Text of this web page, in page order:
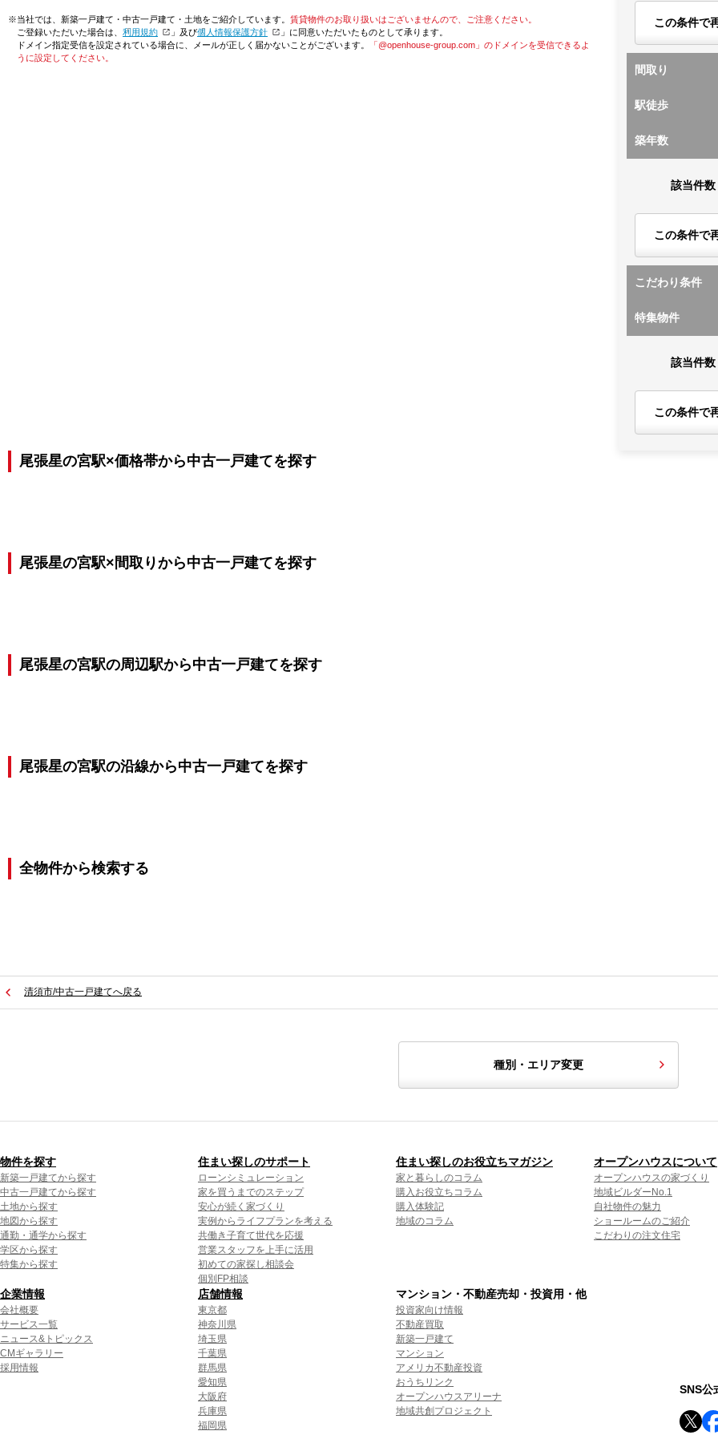
※当社では、新築一戸建て・中古一戸建て・土地をご紹介しています。 賃貸物件のお取り扱いはございませんので、ご注意ください。
ご登録いただいた場合は、「利用規約 」及び「個人情報保護方針
」に同意いただいたものとして承ります。
ドメイン指定受信を設定されている場合に、メールが正しく届かないことがございます。
「@openhouse-group.com」のドメインを受信できるよ
うに設定してください。
この条件で
間取り
駅徒歩
築年数
該当件数
この条件で
こだわり条件
特集物件
該当件数
この条件で
尾張星の宮駅×価格帯から中古一戸建てを探す
尾張星の宮駅×間取りから中古一戸建てを探す
尾張星の宮駅の周辺駅から中古一戸建てを探す
尾張星の宮駅の沿線から中古一戸建てを探す
全物件から検索する
清須市/中古一戸建てへ戻る
種別・エリア変更
物件を探す
新築一戸建てから探す
中古一戸建てから探す
土地から探す
地図から探す
通勤・通学から探す
学区から探す
特集から探す
住まい探しのサポート
ローンシミュレーション
家を買うまでのステップ
安心が続く家づくり
実例からライフプランを考える
共働き子育て世代を応援
営業スタッフを上手に活用
初めての家探し相談会
個別FP相談
住まい探しのお役立ちマガジン
家と暮らしのコラム
購入お役立ちコラム
購入体験記
地域のコラム
オープンハウスについて
オープンハウスの家づくり
地域ビルダーNo.1
自社物件の魅力
ショールームのご紹介
こだわりの注文住宅
企業情報
会社概要
サービス一覧
ニュース&トピックス
CMギャラリー
採用情報
店舗情報
東京都
神奈川県
埼玉県
千葉県
群馬県
愛知県
大阪府
兵庫県
福岡県
マンション・不動産売却・投資用・他
投資家向け情報
不動産買取
新築一戸建て
マンション
アメリカ不動産投資
おうちリンク
オープンハウスアリーナ
地域共創プロジェクト
SNS公